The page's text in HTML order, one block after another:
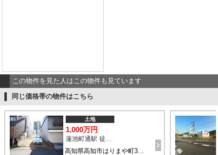
この物件を見た人はこの物件も見ています
同じ価格帯の物件はこちら
土地
1,000万円